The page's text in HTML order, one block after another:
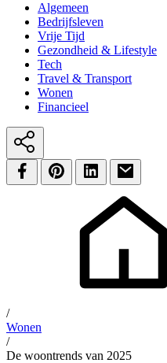
Algemeen
Bedrijfsleven
Vrije Tijd
Gezondheid & Lifestyle
Tech
Travel & Transport
Wonen
Financieel
/
Wonen
/
De woontrends van 2025